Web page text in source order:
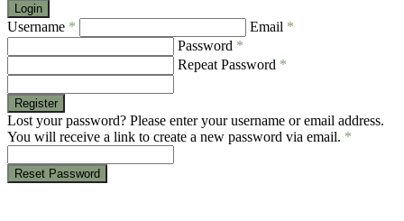
Login
Username * Email *
Password *
Repeat Password *
Register
Lost your password? Please enter your username or email address.
You will receive a link to create a new password via email. *
Reset Password